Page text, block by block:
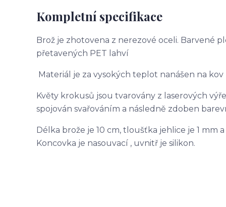
Kompletní specifikace
Brož je zhotovena z nerezové oceli. Barvené
přetavených PET lahví
Materiál je za vysokých teplot nanášen na
Květy krokusů jsou tvarovány z laserových
spojován svařováním a následně zdoben
Délka brože je 10 cm, tloušťka jehlice je 1
Koncovka je nasouvací , uvnitř je silikon.